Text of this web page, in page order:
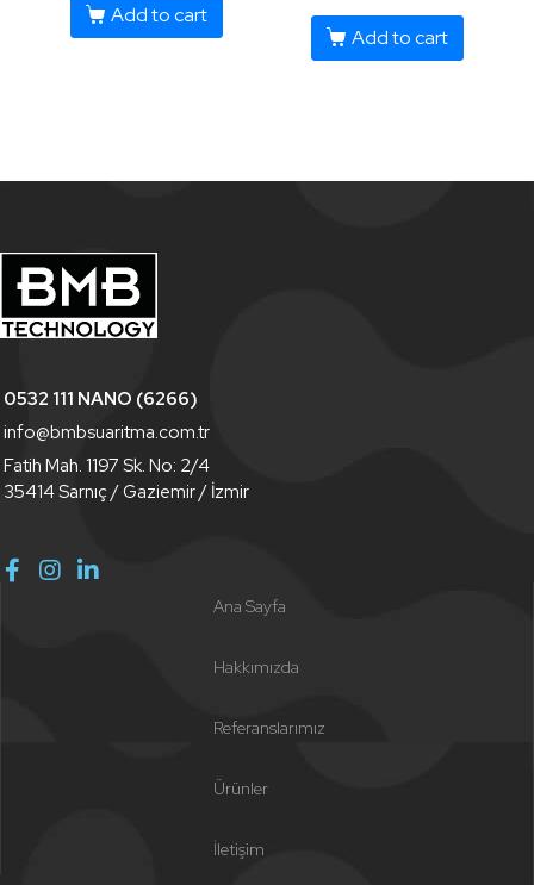
Add to cart
Add to cart
0532 111 NANO (6266)
info@bmbsuaritma.com.tr
Fatih Mah. 1197 Sk. No: 2/4
35414 Sarnıç / Gaziemir / İzmir
Ana Sayfa
Hakkımızda
Referanslarımız
Ürünler
İletişim